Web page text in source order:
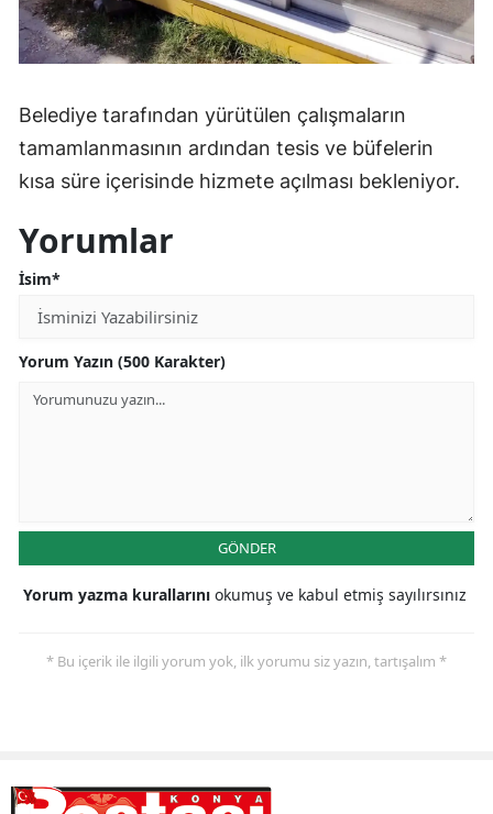
Zonguldak
Bayburt
Karaman
Karabük
Kilis
Düzce
Belediye tarafından yürütülen çalışmaların
tamamlanmasının ardından tesis ve büfelerin
kısa süre içerisinde hizmete açılması bekleniyor.
Yorumlar
İsim*
Yorum Yazın (500 Karakter)
GÖNDER
Yorum yazma kurallarını okumuş ve kabul etmiş sayılırsınız
* Bu içerik ile ilgili yorum yok, ilk yorumu siz yazın, tartışalım *